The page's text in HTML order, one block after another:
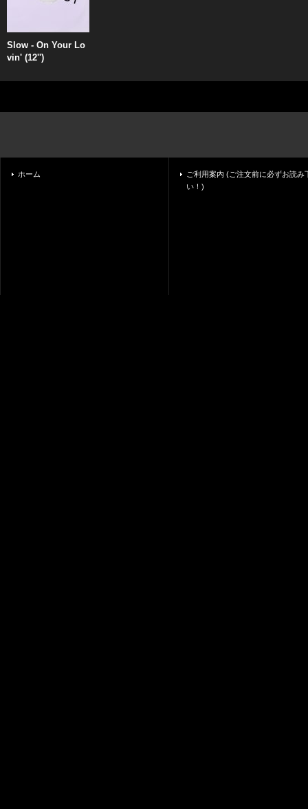
Slow - On Your Lo
vin' (12'')
ホーム
ご利用案内 (ご注文前に必ずお読み
い！)